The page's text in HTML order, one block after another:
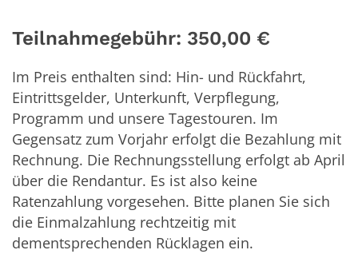
Teilnahmegebühr: 350,00 €
Im Preis enthalten sind: Hin- und Rückfahrt,
Eintrittsgelder, Unterkunft, Verpflegung,
Programm und unsere Tagestouren. Im
Gegensatz zum Vorjahr erfolgt die Bezahlung mit
Rechnung. Die Rechnungsstellung erfolgt ab April
über die Rendantur. Es ist also keine
Ratenzahlung vorgesehen. Bitte planen Sie sich
die Einmalzahlung rechtzeitig mit
dementsprechenden Rücklagen ein.